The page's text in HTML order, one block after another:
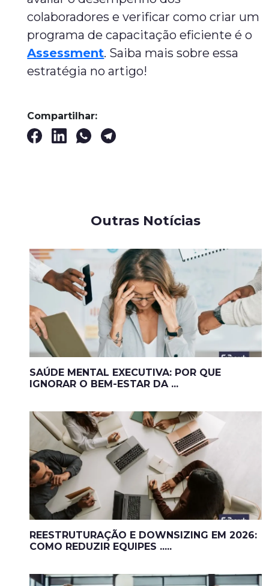
colaboradores e verificar como criar um
programa de capacitação eficiente é o
Assessment. Saiba mais sobre essa
estratégia no artigo!
Compartilhar:
Outras Notícias
SAÚDE MENTAL EXECUTIVA: POR QUE
IGNORAR O BEM-ESTAR DA ...
REESTRUTURAÇÃO E DOWNSIZING EM 2026:
COMO REDUZIR EQUIPES .....